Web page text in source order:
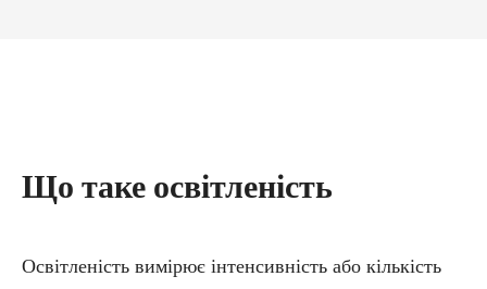
Що таке освітленість
Освітленість вимірює інтенсивність або кількість